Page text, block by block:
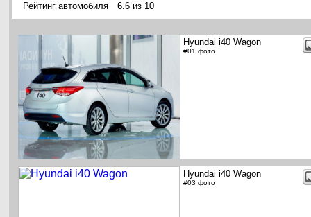
Рейтинг автомобиля
6.6 из 10
Hyundai i40 Wagon
#01 фото
Hyundai i40 Wagon
#03 фото